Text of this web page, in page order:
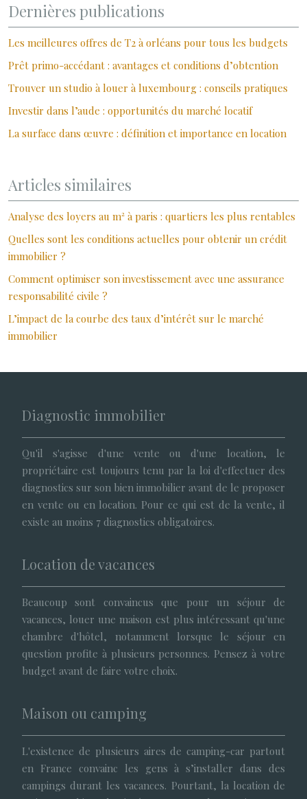
Dernières publications
Les meilleures offres de T2 à orléans pour tous les budgets
Prêt primo-accédant : avantages et conditions d’obtention
Trouver un studio à louer à luxembourg : conseils pratiques
Investir dans l’aude : opportunités du marché locatif
La surface dans œuvre : définition et importance en location
Articles similaires
Analyse des loyers au m² à paris : quartiers les plus rentables
Quelles sont les conditions actuelles pour obtenir un crédit
immobilier ?
Comment optimiser son investissement avec une assurance
responsabilité civile ?
L’impact de la courbe des taux d’intérêt sur le marché
immobilier
Diagnostic immobilier
Qu'il s'agisse d'une vente ou d'une location, le
propriétaire est toujours tenu par la loi d'effectuer des
diagnostics sur son bien immobilier avant de le proposer
en vente ou en location. Pour ce qui est de la vente, il
existe au moins 7 diagnostics obligatoires.
Location de vacances
Beaucoup sont convaincus que pour un séjour de
vacances, louer une maison est plus intéressant qu'une
chambre d'hôtel, notamment lorsque le séjour en
question profite à plusieurs personnes. Pensez à votre
budget avant de faire votre choix.
Maison ou camping
L'existence de plusieurs aires de camping-car partout
en France convainc les gens à s’installer dans des
campings durant les vacances. Pourtant, la location de